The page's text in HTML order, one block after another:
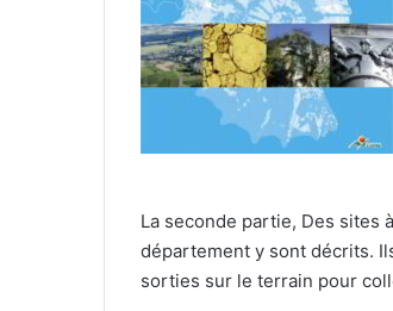
La seconde partie, Des sites
département y sont décrits.
sorties sur le terrain pour